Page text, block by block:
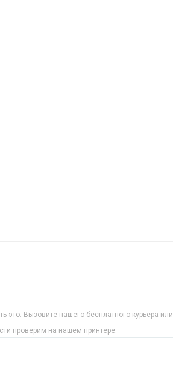
Вызовите нашего бесплатного курьера или
проверим на нашем принтере.